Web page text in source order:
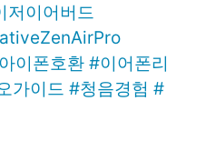
저이어버드
아이폰호환 #이어폰리
가이드 #청음경험 #